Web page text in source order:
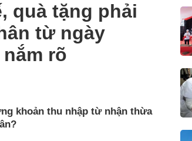
quà tặng phải
từ ngày
rõ
khoản thu nhập từ nhận thừa